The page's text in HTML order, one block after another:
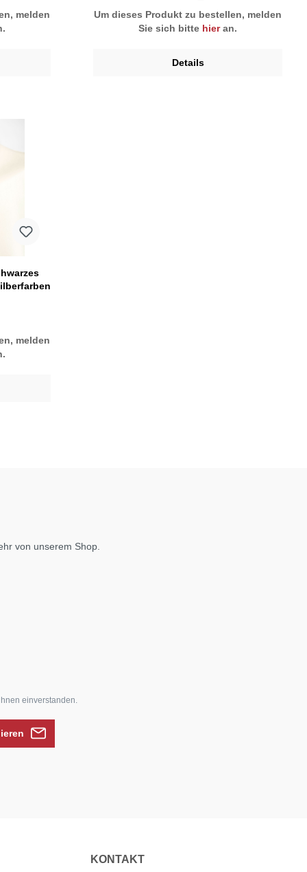
melden
Um dieses Produkt zu bestellen, melden
Sie sich bitte hieran.
Details
melden
von unserem Shop.
einverstanden.
KONTAKT